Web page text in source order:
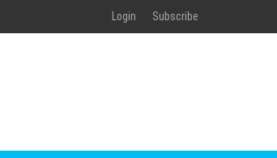
Login Subscribe